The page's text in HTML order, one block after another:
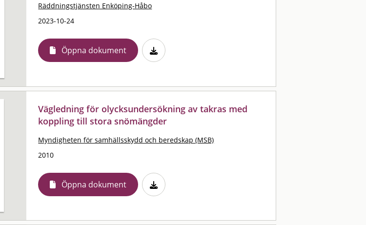
Räddningstjänsten Enköping-Håbo
2023-10-24
Öppna dokument
Vägledning för olycksundersökning av takras med
koppling till stora snömängder
Myndigheten för samhällsskydd och beredskap (MSB)
2010
Öppna dokument